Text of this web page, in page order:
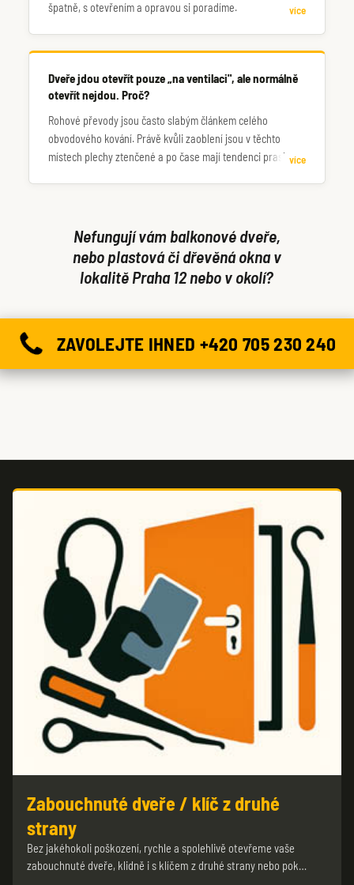
špatně, s otevřením a opravou si poradíme.
více
Dveře jdou otevřít pouze „na ventilaci", ale normálně
otevřít nejdou. Proč?
Rohové převody jsou často slabým článkem celého
obvodového kování. Právě kvůli zaoblení jsou v těchto
místech plechy ztenčené a po čase mají tendenci praskat.více
Nefungují vám balkonové dveře,
nebo plastová či dřevěná okna v
lokalitě Praha 12 nebo v okolí?
ZAVOLEJTE IHNED +420 705 230 240
Zabouchnuté dveře / klíč z druhé
strany
Bez jakéhokoli poškození, rychle a spolehlivě otevřeme vaše
zabouchnuté dveře, klidně i s klíčem z druhé strany nebo pok…